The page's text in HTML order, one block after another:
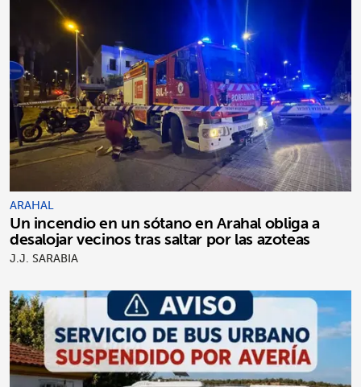
ARAHAL
Un incendio en un sótano en Arahal obliga a
desalojar vecinos tras saltar por las azoteas
J.J. SARABIA